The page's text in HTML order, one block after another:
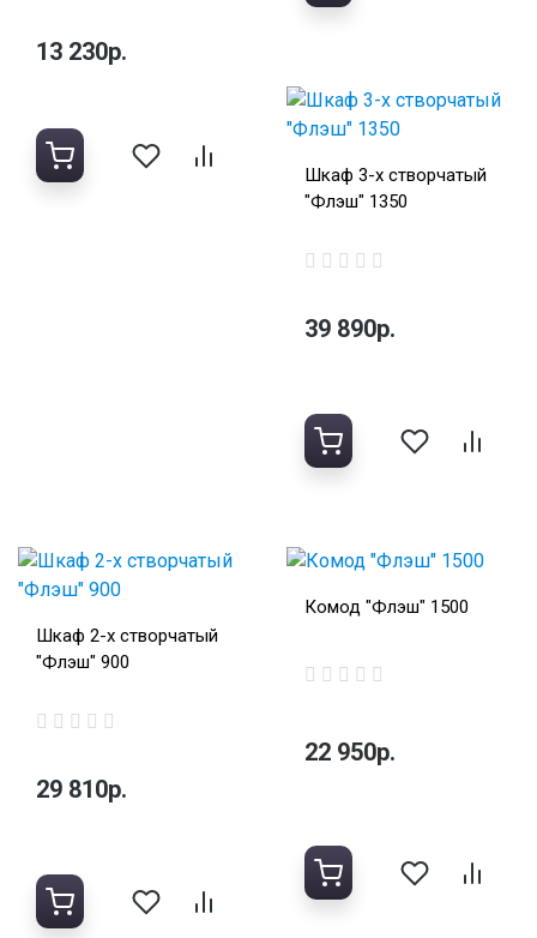
13 230р.
Шкаф 3-х створчатый
"Флэш" 1350
39 890р.
Шкаф 2-х створчатый
"Флэш" 900
29 810р.
Комод "Флэш" 1500
22 950р.